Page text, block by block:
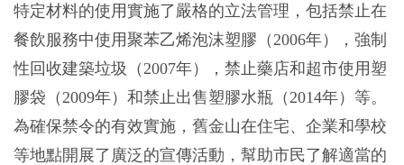
特定材料的使用實施了嚴格的立法管理，包括禁止在
餐飲服務中使用聚苯乙烯泡沫塑膠（2006年），強制
性回收建築垃圾（2007年），禁止藥店和超市使用塑
膠袋（2009年）和禁止出售塑膠水瓶（2014年）等。
為確保禁令的有效實施，舊金山在住宅、企業和學校
等地點開展了廣泛的宣傳活動，幫助市民了解適當的